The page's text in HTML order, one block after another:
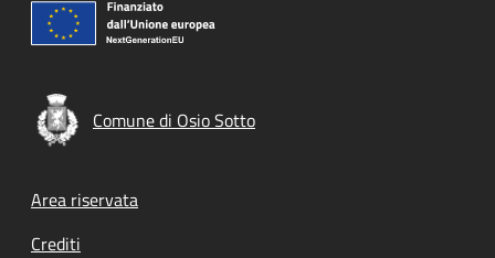
Comune di Osio Sotto
Footer menu
Area riservata
Crediti